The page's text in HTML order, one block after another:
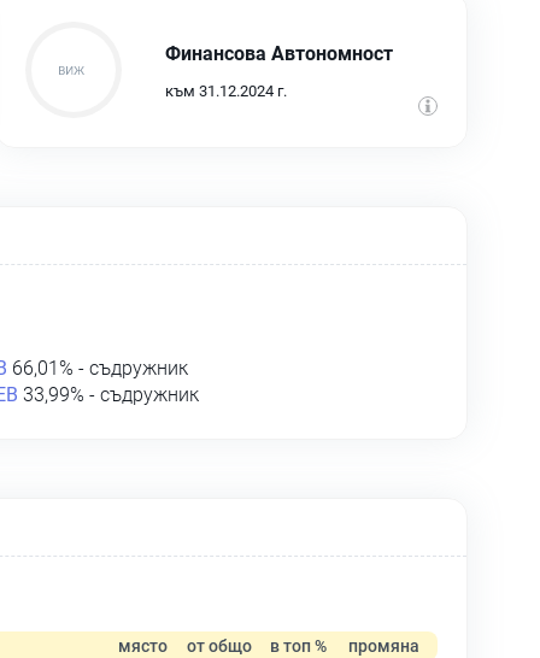
Финансова Автономност
към 31.12.2024 г.
66,01% - съдружник
33,99% - съдружник
място от общо в топ %
промяна